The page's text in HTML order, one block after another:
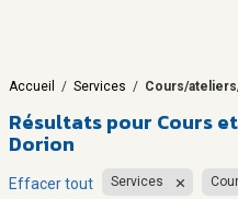
Accueil / Services / Cours/
Résultats pour Cours
Dorion
Effacer tout Services